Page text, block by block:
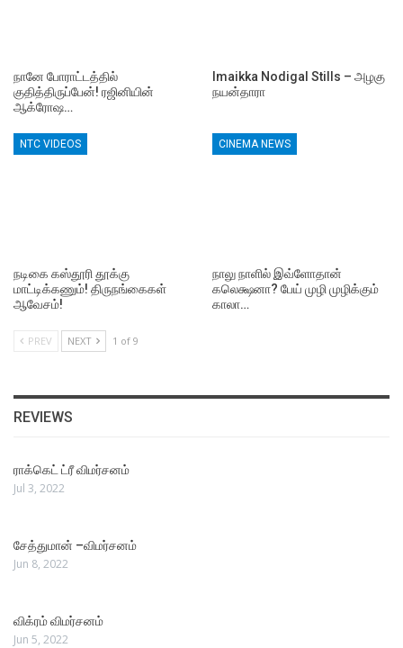
நானே போராட்டத்தில்
குதித்திருப்பேன்! ரஜினியின்
ஆக்ரோஷ…
Imaikka Nodigal Stills – அழகு
நயன்தாரா
NTC VIDEOS
நடிகை கஸ்தூரி தூக்கு
மாட்டிக்கணும்! திருநங்கைகள்
ஆவேசம்!
CINEMA NEWS
நாலு நாளில் இவ்ளோதான்
கலெக்ஷனா? பேய் முழி முழிக்கும்
காலா…
PREV NEXT 1 of 9
REVIEWS
ராக்கெட் ட்ரீ விமர்சனம்
Jul 3, 2022
சேத்துமான் –விமர்சனம்
Jun 8, 2022
விக்ரம் விமர்சனம்
Jun 5, 2022